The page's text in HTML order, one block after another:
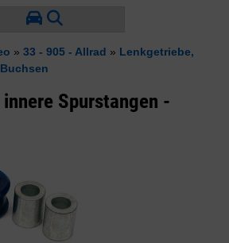
» 33 - 905 - Allrad » Lenkgetriebe,
Spurstangen -